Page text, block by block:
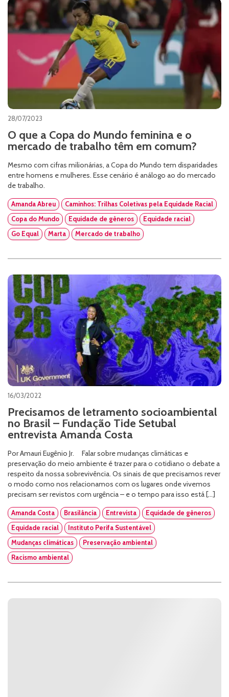
28/07/2023
O que a Copa do Mundo feminina e o
mercado de trabalho têm em comum?
Mesmo com cifras milionárias, a Copa do Mundo tem disparidades
entre homens e mulheres. Esse cenário é análogo ao do mercado
de trabalho.
Amanda Abreu
Caminhos: Trilhas Coletivas pela Equidade Racial
Copa do Mundo
Equidade de gêneros
Equidade racial
Go Equal
Marta Mercado de trabalho
16/03/2022
Precisamos de letramento socioambiental
no Brasil – Fundação Tide Setubal
entrevista Amanda Costa
Por Amauri Eugênio Jr. Falar sobre mudanças climáticas e
preservação do meio ambiente é trazer para o cotidiano o debate a
respeito da nossa sobrevivência. Os sinais de que precisamos rever
o modo como nos relacionamos com os lugares onde vivemos
precisam ser revistos com urgência – e o tempo para isso está […]
Amanda Costa Brasilância Entrevista
Equidade de gêneros
Equidade racial
Instituto Perifa Sustentável
Mudanças climáticas
Preservação ambiental
Racismo ambiental